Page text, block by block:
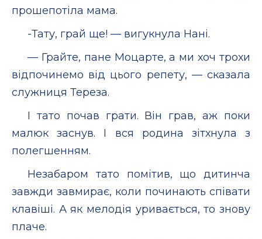
прошепотіла мама.
-Тату, грай ще! — вигукнула Нані.
— Грайте, пане Моцарте, а ми хоч трохи
відпочинемо від цього репету, — сказала
служниця Тереза.
І тато почав грати. Він грав, аж поки
малюк заснув. І вся родина зітхнула з
полегшенням.
Незабаром тато помітив, що дитинча
завжди завмирає, коли починають співати
клавіші. А як мелодія уривається, то знову
плаче.